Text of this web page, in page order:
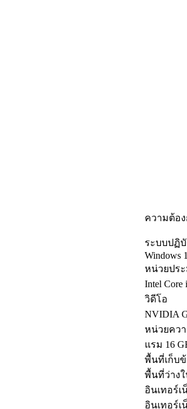
ความต้อ
ระบบปฏิ
Windows
หน่วยปร
Intel Core
วิดีโอ
NVIDIA
หน่วยคว
แรม 16
พื้นที่เก็บ
พื้นที่ว่างใ
อินเทอร์เ
อินเทอร์